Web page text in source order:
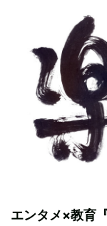
エンタメ×教育